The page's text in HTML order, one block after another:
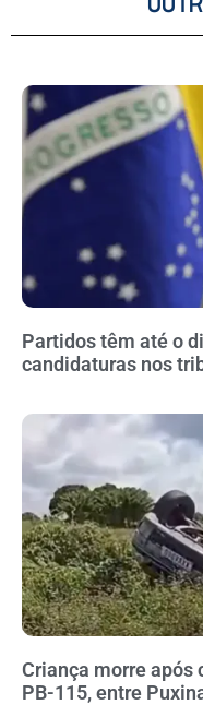
Partidos têm até o
candidaturas nos
Criança morre após
PB-115, entre